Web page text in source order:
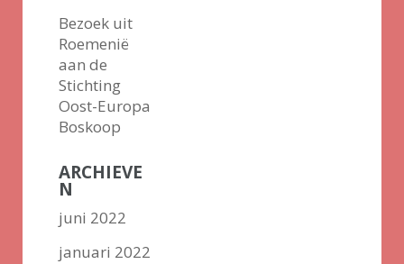
Bezoek uit
Roemenië
aan de
Stichting
Oost-Europa
Boskoop
ARCHIEVE
N
juni 2022
januari 2022